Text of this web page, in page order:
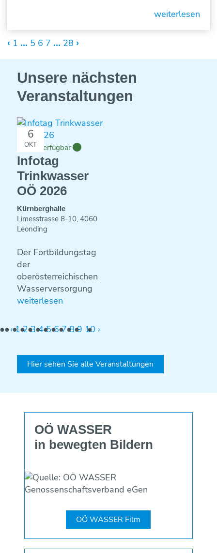
weiterlesen
‹ 1 ... 5 6 7 ... 28 ›
Unsere nächsten
Veranstaltungen
6
OKT
Plätze verfügbar
Infotag
Trinkwasser
OÖ 2026
Kürnberghalle
Limesstrasse 8-10 4060
Leonding
Der Fortbildungstag
der
oberösterreichischen
Wasserversorgung
weiterlesen
‹ 1 2 3 4 5 6 7 8 9 10 ›
Hier sehen Sie alle Veranstaltungen
OÖ WASSER
in be­wegten Bildern
OÖ WASSER Film